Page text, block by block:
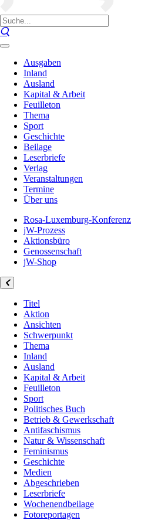
Ausgaben
Inland
Ausland
Kapital & Arbeit
Feuilleton
Thema
Sport
Geschichte
Beilage
Leserbriefe
Verlag
Veranstaltungen
Termine
Über uns
Rosa-Luxemburg-Konferenz
jW-Prozess
Aktionsbüro
Genossenschaft
jW-Shop
Titel
Aktion
Ansichten
Schwerpunkt
Thema
Inland
Ausland
Kapital & Arbeit
Feuilleton
Sport
Politisches Buch
Betrieb & Gewerkschaft
Antifaschismus
Natur & Wissenschaft
Feminismus
Geschichte
Medien
Abgeschrieben
Leserbriefe
Wochenendbeilage
Fotoreportagen